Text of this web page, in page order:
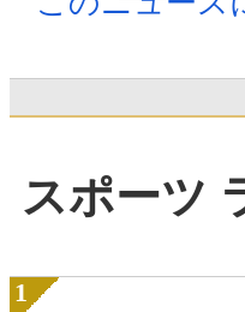
スポーツ